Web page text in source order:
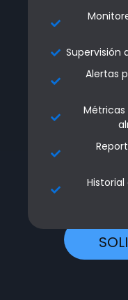
Supervisión
Alertas
Métricas
Supervisión
Alertas
Métricas